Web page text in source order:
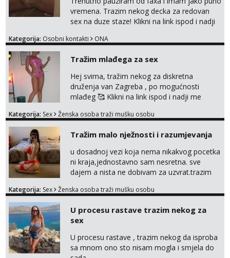
vremena. Trazim nekog decka za redovan
sex na duze staze! Klikni na link ispod i nadji
Kategorija: Osobni kontakti ONA
Tražim mlađega za sex
Hej svima, tražim nekog za diskretna
druženja van Zagreba , po mogućnosti
mlađeg 🥰 Klikni na link ispod i nadji me
Kategorija: Sex Ženska osoba traži mušku osobu
Tražim malo nježnosti i razumjevanja
u dosadnoj vezi koja nema nikakvog pocetka
ni kraja,jednostavno sam nesretna. sve
dajem a nista ne dobivam za uzvrat.trazim
trazim puno samo malo njeznosti i
poljupce po tijelu koji me jako
pale,obozavam kad muskarac preuzme
kontrolu . javi se :) Klikni na link ispod i nadji
me tamo, cekam te!
Kategorija: Sex Ženska osoba traži mušku osobu
U procesu rastave trazim nekog za
sex
U procesu rastave , trazim nekog da isproba
sa mnom ono sto nisam mogla i smjela do